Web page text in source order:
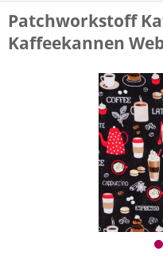
Patchworkstoff
Kaffeekannen